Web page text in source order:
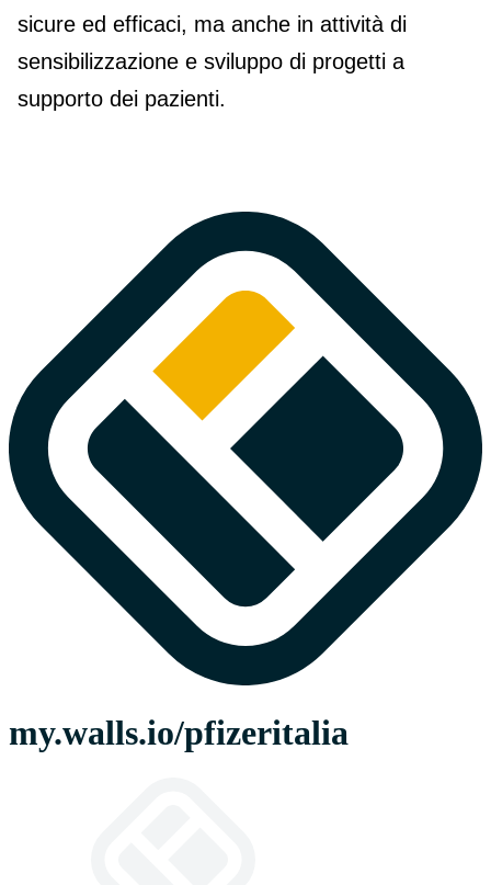
sicure ed efficaci, ma anche in attività di
sensibilizzazione e sviluppo di progetti a
supporto dei pazienti.